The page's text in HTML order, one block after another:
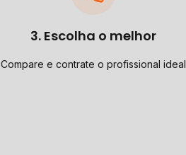
3. Escolha o melhor
Compare e contrate o profissional ideal